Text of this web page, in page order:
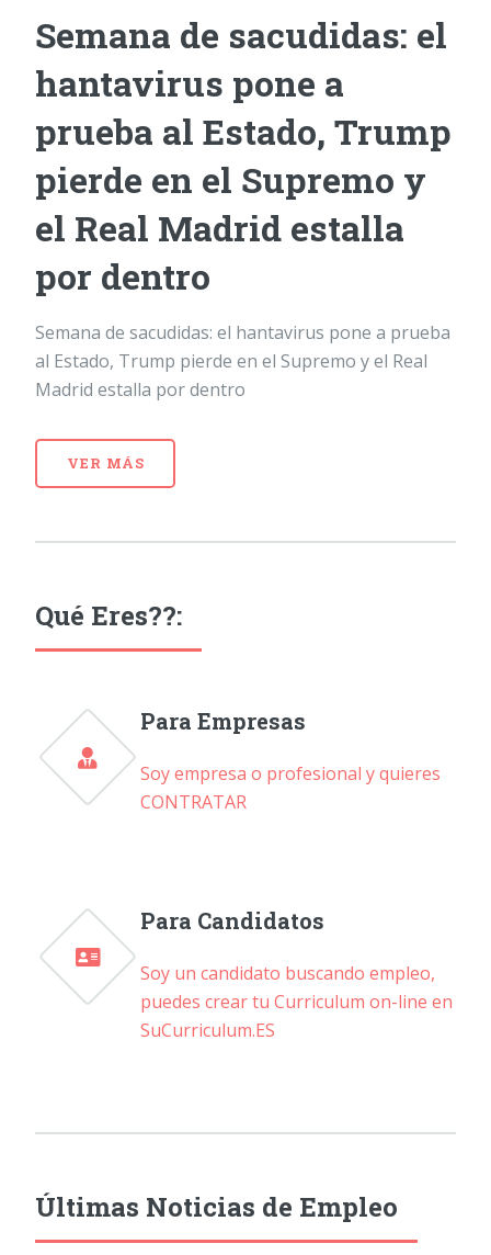
Semana de sacudidas: el
hantavirus pone a
prueba al Estado, Trump
pierde en el Supremo y
el Real Madrid estalla
por dentro
Semana de sacudidas: el hantavirus pone a prueba
al Estado, Trump pierde en el Supremo y el Real
Madrid estalla por dentro
VER MÁS
Qué Eres??:
Para Empresas
Soy empresa o profesional y quieres
CONTRATAR
Para Candidatos
Soy un candidato buscando empleo,
puedes crear tu Curriculum on-line en
SuCurriculum.ES
Últimas Noticias de Empleo